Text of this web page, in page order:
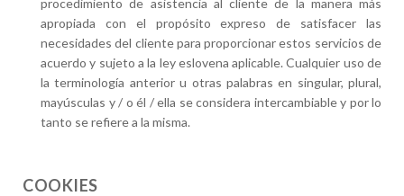
apropiada con el propósito expreso de satisfacer las
necesidades del cliente para proporcionar estos servicios de
acuerdo y sujeto a la ley eslovena aplicable. Cualquier uso de
la terminología anterior u otras palabras en singular, plural,
mayúsculas y / o él / ella se considera intercambiable y por lo
tanto se refiere a la misma.
COOKIES